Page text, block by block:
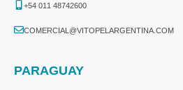
+54 011 48742600​
COMERCIAL@VITOPELARGENTINA.COM​
PARAGUAY